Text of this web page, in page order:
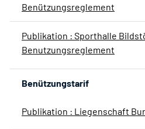
Benützungsreglement
Publikation : Sporthalle
Benutzungsreglement
Benützungstarif
Publikation : Liegenschaft